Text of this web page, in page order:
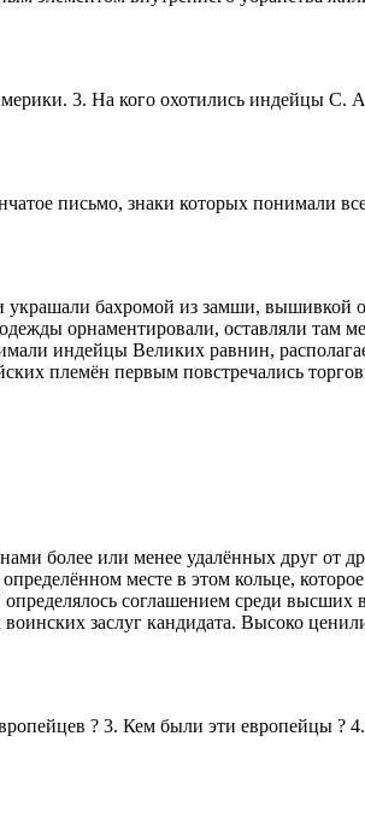
3. На кого охотились индейцы
письмо, знаки которых понимали
бахромой из замши, вышивкой
орнаментировали, оставляли там
индейцы Великих равнин,
племён первым повстречались
более или менее удалённых друг от
месте в этом кольце,
соглашением среди
заслуг кандидата. Высоко
? 3. Кем были эти европейцы ?